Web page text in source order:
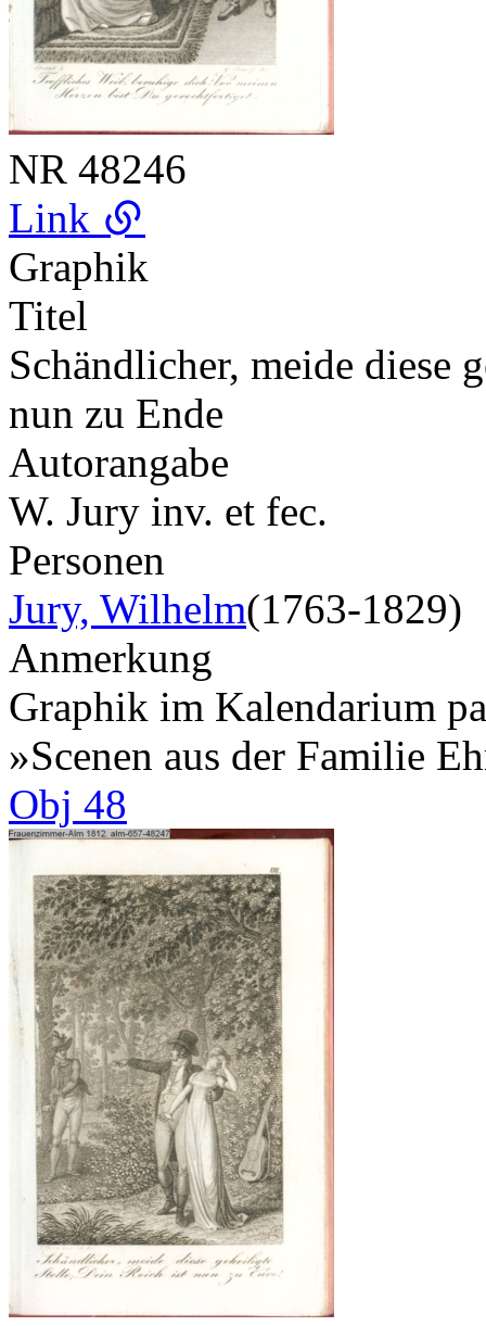
NR 48246
Link
Graphik
Titel
Schändlicher, meide diese
nun zu Ende
Autorangabe
W. Jury inv. et fec.
Personen
Jury, Wilhelm(1763-1829)
Anmerkung
Graphik im Kalendarium
»Scenen aus der Familie
Obj 48